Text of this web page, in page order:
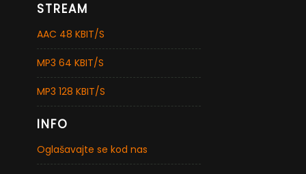
STREAM
AAC 48 KBIT/S
MP3 64 KBIT/S
MP3 128 KBIT/S
INFO
Oglašavajte se kod nas